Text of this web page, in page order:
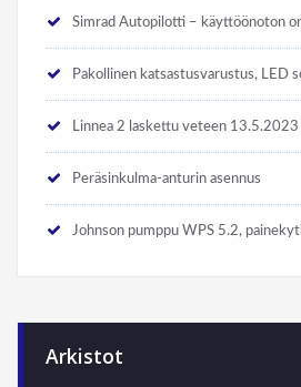
Simrad Autopilotti – käyttöönoton
Pakollinen katsastusvarustus, LED
Linnea 2 laskettu veteen
Peräsinkulma-anturin asennus
Johnson pumppu WPS 5.2,
Arkistot